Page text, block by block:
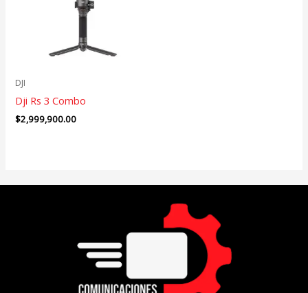
DJI
Dji Rs 3 Combo
$2,999,900.00